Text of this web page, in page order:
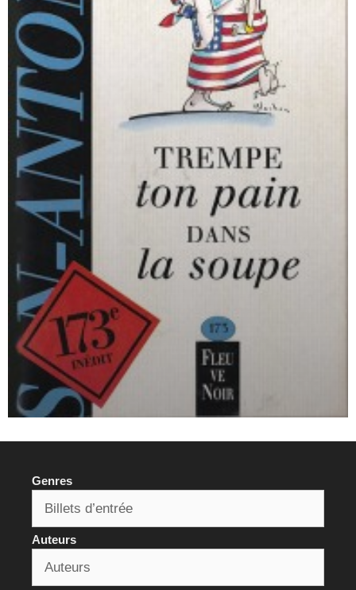
Genres
Auteurs